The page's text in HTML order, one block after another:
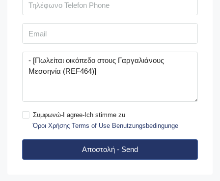
Συμφωνώ-I agree-Ich stimme zu
Όροι Χρήσης Terms of Use Benutzungsbedingunge
Αποστολή - Send